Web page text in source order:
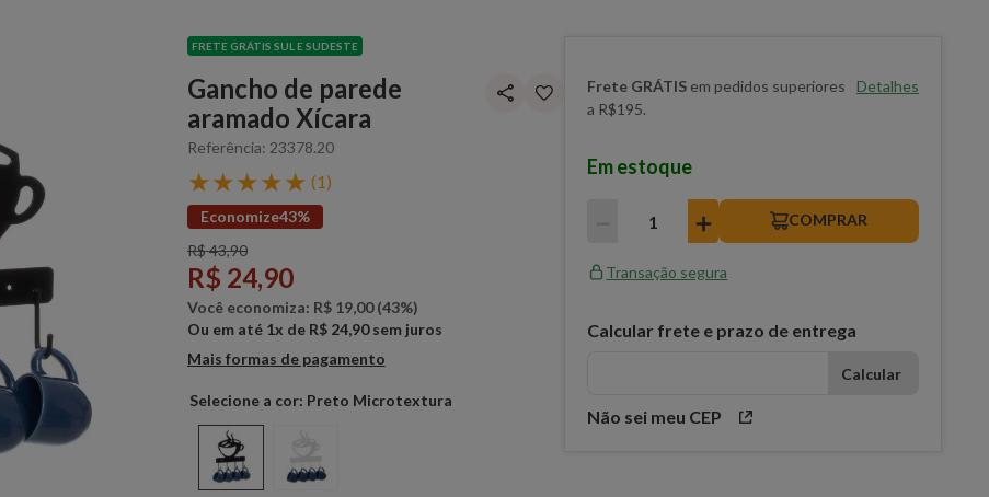
FRETE GRÁTIS SUL E SUDESTE
Gancho de parede
aramado Xícara
Referência: 23378.20
★★★★★ (1 )
Economize43%
R$43,90
R$ 24,90
Você economiza: R$ 19,00(43%)
Ou em até 1x de R$ 24,90sem juros
Mais formas de pagamento
Preto Microtextura
Frete GRÁTIS em pedidos superiores
a R$195.
Detalhes
Em estoque
＋ COMPRAR
Transação segura
Calcular frete e prazo de entrega
Não sei meu CEP